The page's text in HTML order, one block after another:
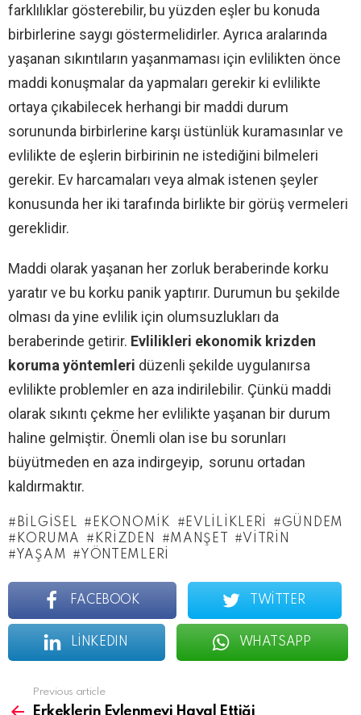
farklılıklar gösterebilir, bu yüzden eşler bu konuda
birbirlerine saygı göstermelidirler. Ayrıca aralarında
yaşanan sıkıntıların yaşanmaması için evlilikten önce
maddi konuşmalar da yapmaları gerekir ki evlilikte
ortaya çıkabilecek herhangi bir maddi durum
sorununda birbirlerine karşı üstünlük kuramasınlar ve
evlilikte de eşlerin birbirinin ne istediğini bilmeleri
gerekir. Ev harcamaları veya almak istenen şeyler
konusunda her iki tarafında birlikte bir görüş vermeleri
gereklidir.
Maddi olarak yaşanan her zorluk beraberinde korku
yaratır ve bu korku panik yaptırır. Durumun bu şekilde
olması da yine evlilik için olumsuzlukları da
beraberinde getirir. Evlilikleri ekonomik krizden
koruma yöntemleri düzenli şekilde uygulanırsa
evlilikte problemler en aza indirilebilir. Çünkü maddi
olarak sıkıntı çekme her evlilikte yaşanan bir durum
haline gelmiştir. Önemli olan ise bu sorunları
büyütmeden en aza indirgeyip, sorunu ortadan
kaldırmaktır.
BILGISEL EKONOMIK EVLILIKLERI
GÜNDEM
KORUMA
KRIZDEN MANŞET
VITRIN
YAŞAM
YÖNTEMLERI
FACEBOOK TWITTER
LINKEDIN WHATSAPP
more
Previous article
Erkeklerin Evlenmeyi Hayal Ettiği